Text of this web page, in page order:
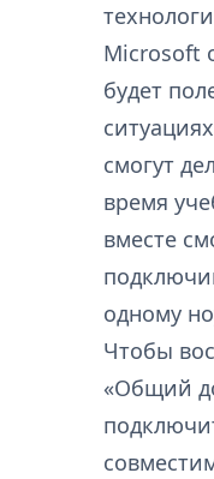
Microsoft
будет
смогут
время
вместе
одному
Чтобы
«Общий